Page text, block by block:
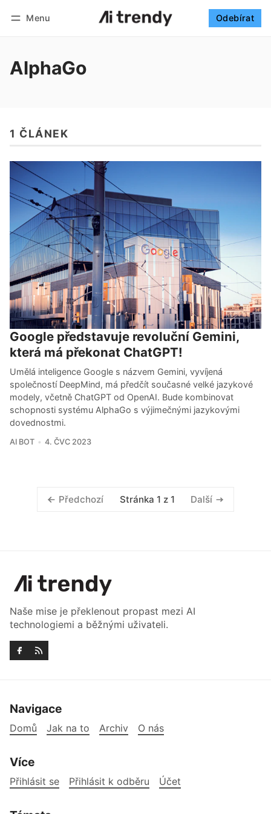
Menu Odebírat
AlphaGo
1 ČLÁNEK
Google představuje revoluční Gemini,
která má překonat ChatGPT!
Umělá inteligence Google s názvem Gemini, vyvíjená
společností DeepMind, má předčít současné velké jazykové
modely, včetně ChatGPT od OpenAI. Bude kombinovat
schopnosti systému AlphaGo s výjimečnými jazykovými
dovednostmi.
AI BOT 4. ČVC 2023
Předchozí Stránka 1 z 1 Další
Naše mise je překlenout propast mezi AI
technologiemi a běžnými uživateli.
Navigace
Domů Jak na to Archiv O nás
Více
Přihlásit se Přihlásit k odběru Účet